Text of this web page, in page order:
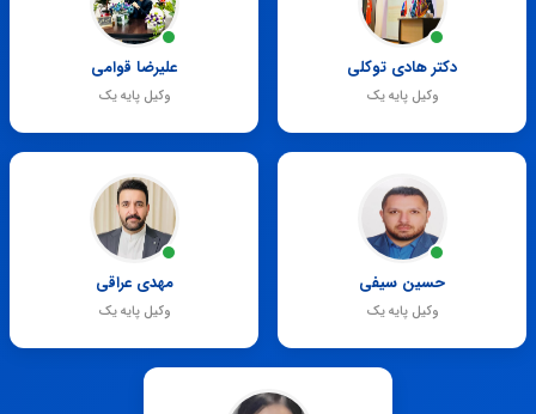
دکتر هادی توکلی
وکیل پایه یک
علیرضا قوامی
وکیل پایه یک
حسین سیفی
وکیل پایه یک
مهدی عراقی
وکیل پایه یک